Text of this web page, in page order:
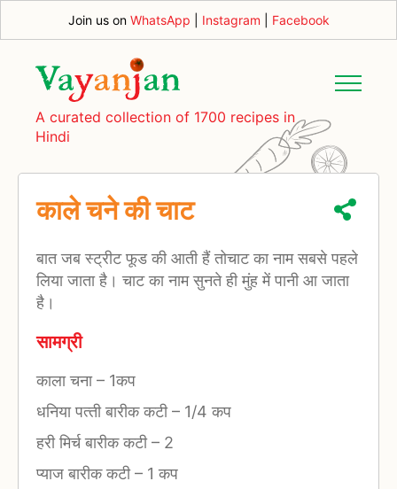
Join us on WhatsApp Instagram Facebook
A curated collection of 1700 recipes in
Hindi
काले चने की चाट
बात जब स्‍ट्रीट फूड की आती हैं तोचाट का नाम सबसे पहले
लिया जाता है। चाट का नाम सुनते ही मुंह में पानी आ जाता
है।
सामग्री
काला चना– 1कप
धनिया पत्‍ती बारीक कटी– 1/4 कप
हरी मिर्च बारीक कटी– 2
प्‍याज बारीक कटी– 1 कप